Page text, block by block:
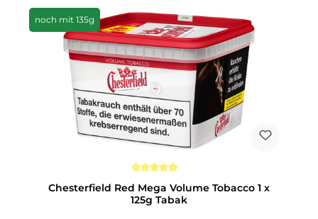
noch mit 135g
Chesterfield Red Mega Volume Tobacco 1 x
125g Tabak